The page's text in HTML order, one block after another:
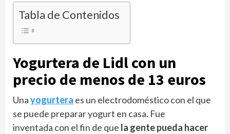
Tabla de Contenidos
Yogurtera de Lidl con un
precio de menos de 13 euros
Unayogurtera es un electrodoméstico con el que
se puede preparar yogurt en casa. Fue
inventada con el fin de que la gente pueda hacer